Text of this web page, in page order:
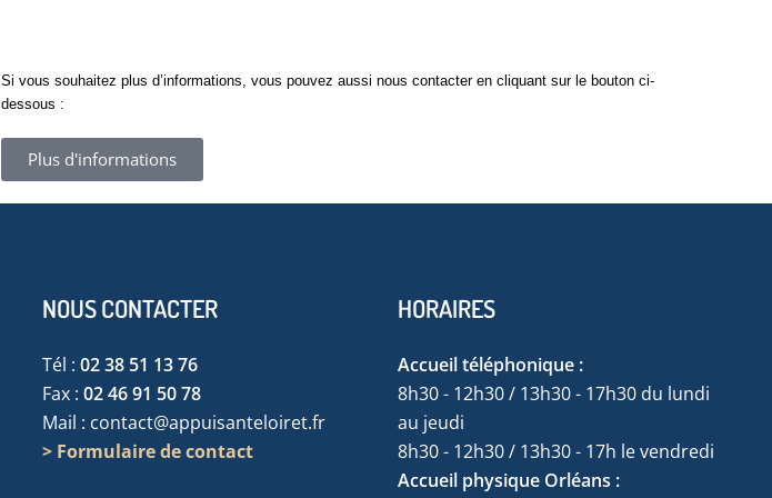
Si vous souhaitez plus d’informations, vous pouvez aussi nous contacter en cliquant sur le bouton ci-
dessous :
Plus d'informations
NOUS CONTACTER
Tél : 02 38 51 13 76
Fax : 02 46 91 50 78
Mail : contact@appuisanteloiret.fr
> Formulaire de contact
HORAIRES
Accueil téléphonique :
8h30 - 12h30 / 13h30 - 17h30 du lundi
au jeudi
8h30 - 12h30 / 13h30 - 17h le vendredi
Accueil physique Orléans :